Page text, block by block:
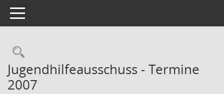
Toggle navigation
Rechercheauswahl
Jugendhilfeausschuss - Termine
2007